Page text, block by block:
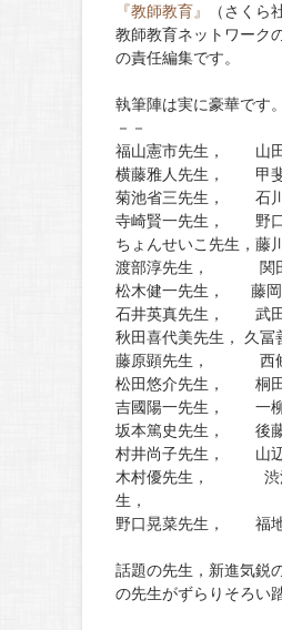
『教師教育』
（さくら
教師教育ネットワーク
の責任編集です。
執筆陣は実に豪華です。
－－
福山憲市先生， 山田
横藤雅人先生， 甲斐
菊池省三先生， 石川
寺崎賢一先生， 野口
ちょんせいこ先生，藤
渡部淳先生， 関田
松木健一先生， 藤岡
石井英真先生， 武田
秋田喜代美先生， 久冨
藤原顕先生， 西條
松田悠介先生， 桐田
吉國陽一先生， 一柳
坂本篤史先生， 後藤
村井尚子先生， 山辺
木村優先生， 渋
生，
野口晃菜先生， 福地
話題の先生，新進気鋭
の先生がずらりそろい